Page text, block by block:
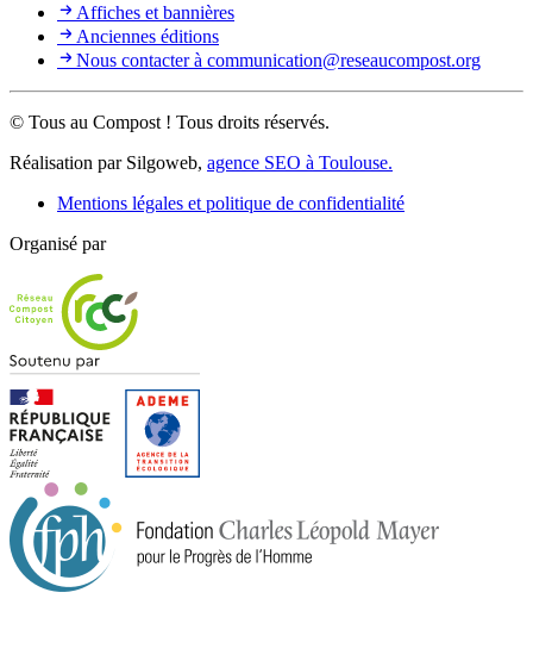
Affiches et bannières
Anciennes éditions
Nous contacter à communication@reseaucompost.org
© Tous au Compost ! Tous droits réservés.
Réalisation par Silgoweb, agence SEO à Toulouse.
Mentions légales et politique de confidentialité
Organisé par